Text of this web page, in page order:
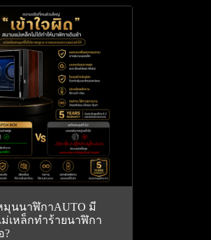
มุนนาฬิกาAUTO มี
เหล็กทำร้ายนาฬิกา
?